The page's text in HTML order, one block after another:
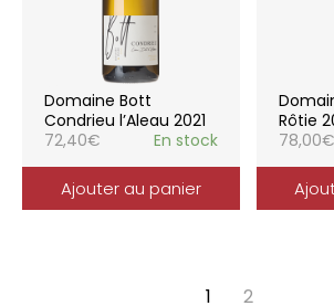
Domaine Bott
Condrieu l’Aleau 2021
72,40€ En stock
Ajouter au panier
Rôtie
78,00€
1 2